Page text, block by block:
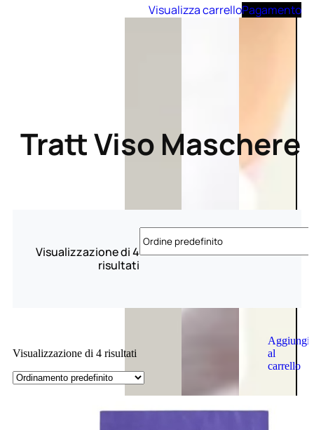
Aggiungi
al
carrello
Visualizza carrelloPagamento
Tratt Viso Maschere
Visualizzazione di 4
risultati
Visualizzazione di 4 risultati